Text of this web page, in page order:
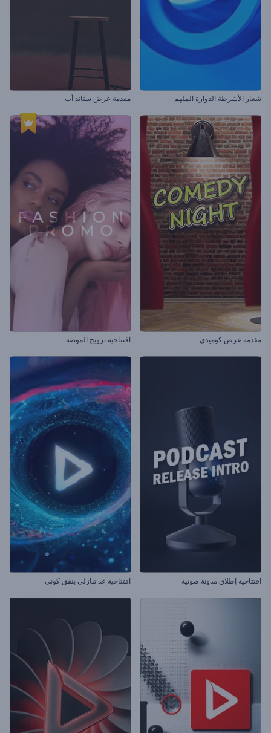
شعار الأشرطة الدوارة الملهم مقدمة عرض ستاند أب
مقدمة عرض كوميدي افتتاحية ترويج الموضة
افتتاحية إطلاق مدونة صوتية افتتاحية عد تنازلي بنفق كوني